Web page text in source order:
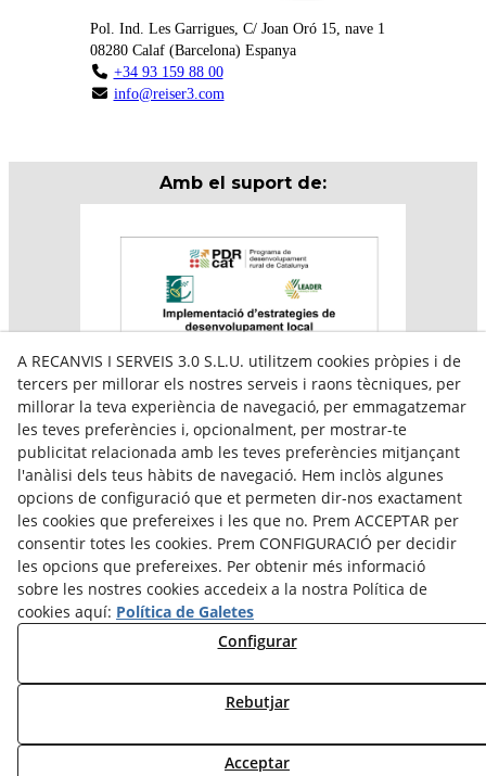
Pol. Ind. Les Garrigues, C/ Joan Oró 15, nave 1
08280 Calaf (Barcelona) Espanya
+34 93 159 88 00
info@reiser3.com
Amb el suport de:
Aquesta empresa participa en el programa per a la
contractació de persones en situació de major
vulnerabilitat,
subvencionat pel Servei Públic d’Ocupació de Catalunya i
amb el cofinançament del Fons Social Europeu Plus
© 08/2026 Reiserpack - Tots els drets reservats.
A RECANVIS I SERVEIS 3.0 S.L.U. utilitzem cookies pròpies i de
tercers per millorar els nostres serveis i raons tècniques, per
millorar la teva experiència de navegació, per emmagatzemar
les teves preferències i, opcionalment, per mostrar-te
publicitat relacionada amb les teves preferències mitjançant
l'anàlisi dels teus hàbits de navegació. Hem inclòs algunes
opcions de configuració que et permeten dir-nos exactament
les cookies que prefereixes i les que no. Prem ACCEPTAR per
consentir totes les cookies. Prem CONFIGURACIÓ per decidir
les opcions que prefereixes. Per obtenir més informació
sobre les nostres cookies accedeix a la nostra Política de
cookies aquí: Política de Galetes
Configurar
Rebutjar
Acceptar